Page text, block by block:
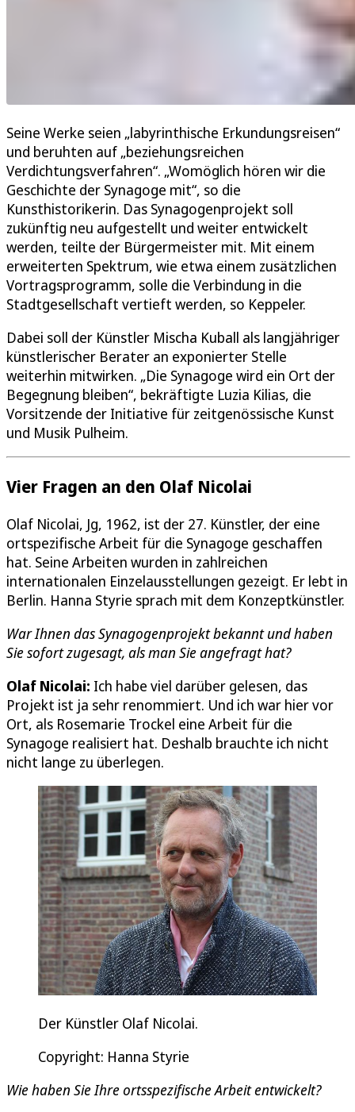
Seine Werke seien „labyrinthische Erkundungsreisen“
und beruhten auf „beziehungsreichen
Verdichtungsverfahren“. „Womöglich hören wir die
Geschichte der Synagoge mit“, so die
Kunsthistorikerin. Das Synagogenprojekt soll
zukünftig neu aufgestellt und weiter entwickelt
werden, teilte der Bürgermeister mit. Mit einem
erweiterten Spektrum, wie etwa einem zusätzlichen
Vortragsprogramm, solle die Verbindung in die
Stadtgesellschaft vertieft werden, so Keppeler.
Dabei soll der Künstler Mischa Kuball als langjähriger
künstlerischer Berater an exponierter Stelle
weiterhin mitwirken. „Die Synagoge wird ein Ort der
Begegnung bleiben“, bekräftigte Luzia Kilias, die
Vorsitzende der Initiative für zeitgenössische Kunst
und Musik Pulheim.
Vier Fragen an den Olaf Nicolai
Olaf Nicolai, Jg, 1962, ist der 27. Künstler, der eine
ortspezifische Arbeit für die Synagoge geschaffen
hat. Seine Arbeiten wurden in zahlreichen
internationalen Einzelausstellungen gezeigt. Er lebt in
Berlin. Hanna Styrie sprach mit dem Konzeptkünstler.
War Ihnen das Synagogenprojekt bekannt und haben
Sie sofort zugesagt, als man Sie angefragt hat?
Olaf Nicolai: Ich habe viel darüber gelesen, das
Projekt ist ja sehr renommiert. Und ich war hier vor
Ort, als Rosemarie Trockel eine Arbeit für die
Synagoge realisiert hat. Deshalb brauchte ich nicht
nicht lange zu überlegen.
Der Künstler Olaf Nicolai.
Copyright: Hanna Styrie
Wie haben Sie Ihre ortsspezifische Arbeit entwickelt?